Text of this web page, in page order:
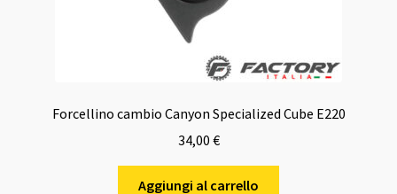
Forcellino cambio Canyon Specialized Cube E220
34,00 €
Aggiungi al carrello